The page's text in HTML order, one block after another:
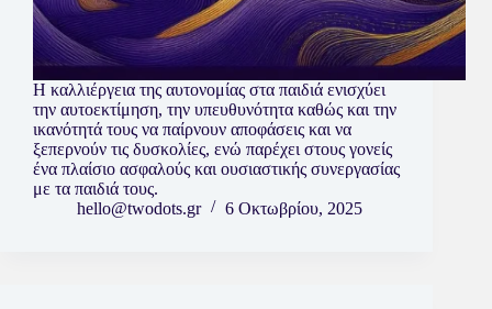
Η καλλιέργεια της αυτονομίας στα παιδιά ενισχύει
την αυτοεκτίμηση, την υπευθυνότητα καθώς και την
ικανότητά τους να παίρνουν αποφάσεις και να
ξεπερνούν τις δυσκολίες, ενώ παρέχει στους γονείς
ένα πλαίσιο ασφαλούς και ουσιαστικής συνεργασίας
με τα παιδιά τους.
hello@twodots.gr
6 Οκτωβρίου, 2025